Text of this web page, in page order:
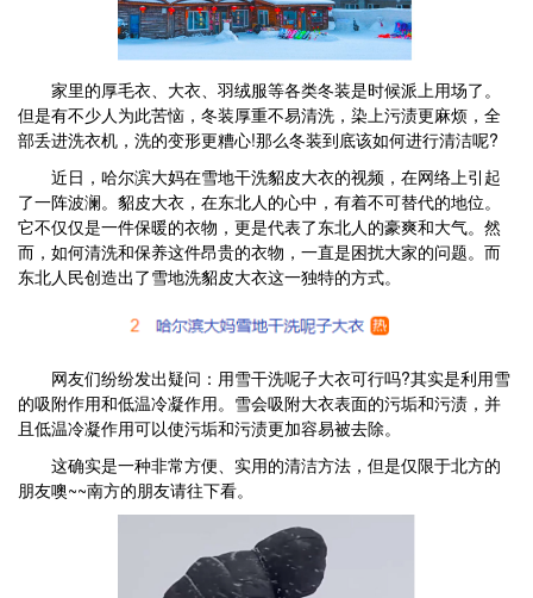
家里的厚毛衣、大衣、羽绒服等各类冬装是时候派上用场了。
但是有不少人为此苦恼，冬装厚重不易清洗，染上污渍更麻烦，全
部丢进洗衣机，洗的变形更糟心!那么冬装到底该如何进行清洁呢?
近日，哈尔滨大妈在雪地干洗貂皮大衣的视频，在网络上引起
了一阵波澜。貂皮大衣，在东北人的心中，有着不可替代的地位。
它不仅仅是一件保暖的衣物，更是代表了东北人的豪爽和大气。然
而，如何清洗和保养这件昂贵的衣物，一直是困扰大家的问题。而
东北人民创造出了雪地洗貂皮大衣这一独特的方式。
网友们纷纷发出疑问：用雪干洗呢子大衣可行吗?其实是利用雪
的吸附作用和低温冷凝作用。雪会吸附大衣表面的污垢和污渍，并
且低温冷凝作用可以使污垢和污渍更加容易被去除。
这确实是一种非常方便、实用的清洁方法，但是仅限于北方的
朋友噢~~南方的朋友请往下看。